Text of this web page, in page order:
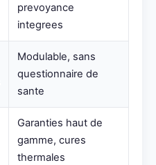
prevoyance
integrees
Modulable, sans
questionnaire de
sante
Garanties haut de
gamme, cures
thermales